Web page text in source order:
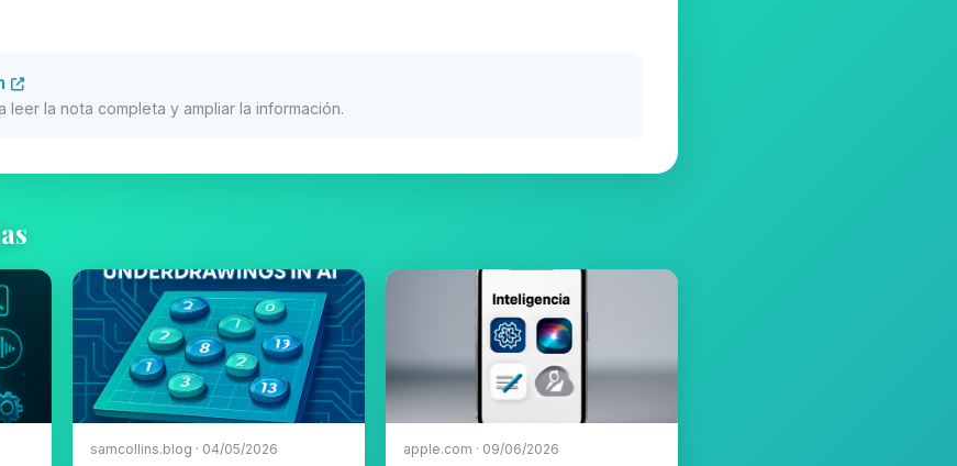
leer la nota completa y ampliar la información.
samcollins.blog · 04/05/2026 apple.com · 09/06/2026